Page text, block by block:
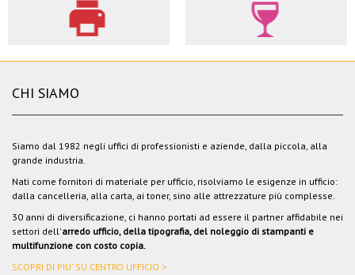
CHI SIAMO
Siamo dal 1982 negli uffici di professionisti e aziende, dalla piccola, alla
grande industria.
Nati come fornitori di materiale per ufficio, risolviamo le esigenze in ufficio:
dalla cancelleria, alla carta, ai toner, sino alle attrezzature più complesse.
30 anni di diversificazione, ci hanno portati ad essere il partner affidabile nei
settori dell'arredo ufficio, della tipografia, del noleggio di stampanti e
multifunzione con costo copia.
SCOPRI DI PIU' SU CENTRO UFFICIO >